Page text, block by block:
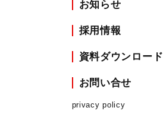
お知らせ
採用情報
資料ダウンロード
お問い合せ
privacy policy